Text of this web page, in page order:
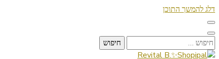
דלג להמשך התוכן
חיפוש: